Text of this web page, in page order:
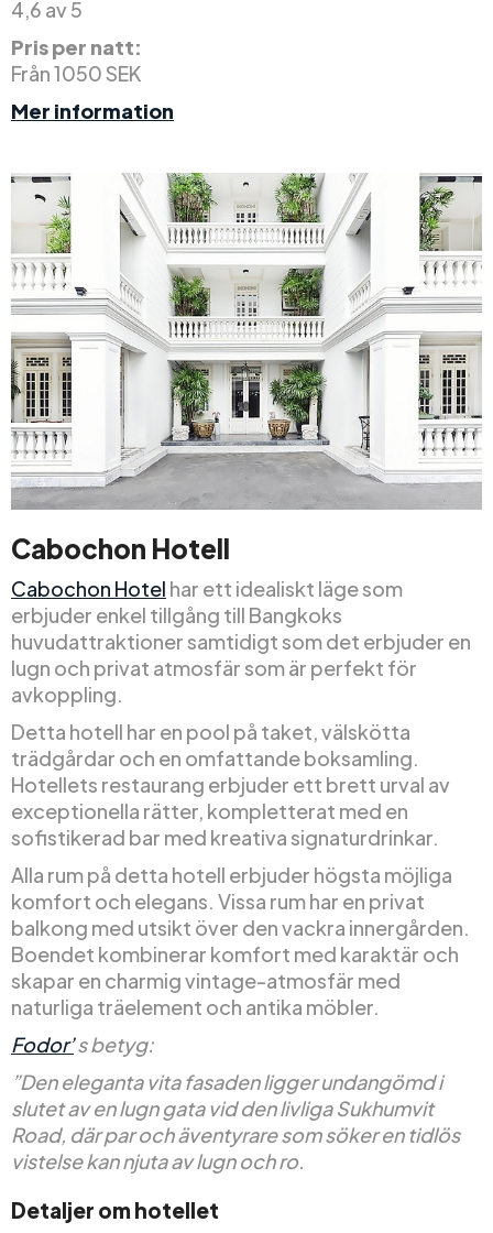
4,6 av 5
Pris per natt:
Från 1050 SEK
Mer information
Cabochon Hotell
Cabochon Hotel har ett idealiskt läge som
erbjuder enkel tillgång till Bangkoks
huvudattraktioner samtidigt som det erbjuder en
lugn och privat atmosfär som är perfekt för
avkoppling.
Detta hotell har en pool på taket, välskötta
trädgårdar och en omfattande boksamling.
Hotellets restaurang erbjuder ett brett urval av
exceptionella rätter, kompletterat med en
sofistikerad bar med kreativa signaturdrinkar.
Alla rum på detta hotell erbjuder högsta möjliga
komfort och elegans. Vissa rum har en privat
balkong med utsikt över den vackra innergården.
Boendet kombinerar komfort med karaktär och
skapar en charmig vintage-atmosfär med
naturliga träelement och antika möbler.
Fodor’s betyg:
”Den eleganta vita fasaden ligger undangömd i
slutet av en lugn gata vid den livliga Sukhumvit
Road, där par och äventyrare som söker en tidlös
vistelse kan njuta av lugn och ro.
Detaljer om hotellet